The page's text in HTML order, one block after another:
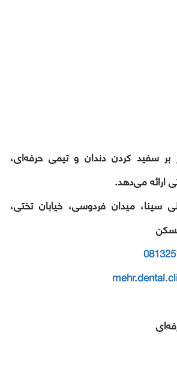
بر سفید کردن دندان و تیمی حرفه‌ای،
ارائه می‌دهد.
سینا، میدان فردوسی، خیابان تختی،